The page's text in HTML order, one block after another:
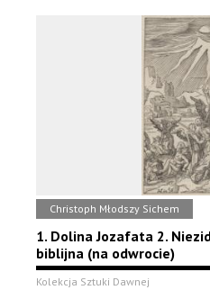
Christoph Młodszy Sichem
1. Dolina Jozafata 2.
biblijna (na odwrocie)
Kolekcja Sztuki Dawnej